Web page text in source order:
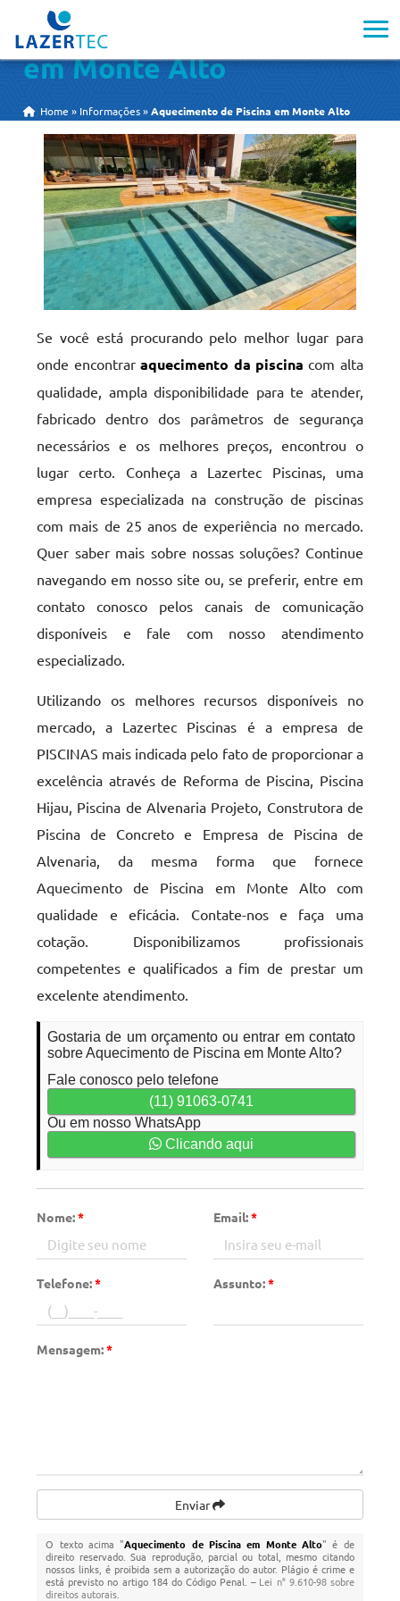
Aquecimento de Piscina
em Monte Alto
Home » Informações »Aquecimento de Piscina em Monte Alto
Se você está procurando pelo melhor lugar para
onde encontraraquecimento da piscina com alta
qualidade, ampla disponibilidade para te atender,
fabricado dentro dos parâmetros de segurança
necessários e os melhores preços, encontrou o
lugar certo. Conheça a Lazertec Piscinas, uma
empresa especializada na construção de piscinas
com mais de 25 anos de experiência no mercado.
Quer saber mais sobre nossas soluções? Continue
navegando em nosso site ou, se preferir, entre em
contato conosco pelos canais de comunicação
disponíveis e fale com nosso atendimento
especializado.
Utilizando os melhores recursos disponíveis no
mercado, a Lazertec Piscinas é a empresa de
PISCINAS mais indicada pelo fato de proporcionar a
excelência através de Reforma de Piscina, Piscina
Hijau, Piscina de Alvenaria Projeto, Construtora de
Piscina de Concreto e Empresa de Piscina de
Alvenaria, da mesma forma que fornece
Aquecimento de Piscina em Monte Alto com
qualidade e eficácia. Contate-nos e faça uma
cotação. Disponibilizamos profissionais
competentes e qualificados a fim de prestar um
excelente atendimento.
Gostaria de um orçamento ou entrar em contato
sobre Aquecimento de Piscina em Monte Alto?
Fale conosco pelo telefone
(11) 91063-0741
Ou em nosso WhatsApp
Clicando aqui
Nome:* Email:*
Telefone:* Assunto:*
Mensagem:*
Enviar
O texto acima "Aquecimento de Piscina em Monte Alto" é de
direito reservado. Sua reprodução, parcial ou total, mesmo citando
nossos links, é proibida sem a autorização do autor. Plágio é crime e
está previsto no artigo 184 do Código Penal. – Lei n° 9.610-98 sobre
direitos autorais